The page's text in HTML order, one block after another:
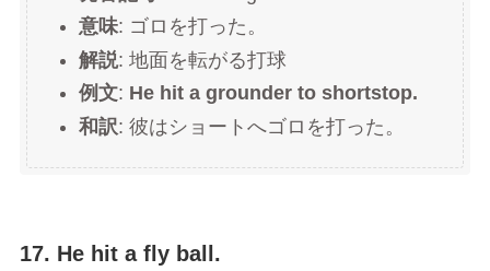
意味: ゴロを打った。
解説: 地面を転がる打球
例文: He hit a grounder to shortstop.
和訳: 彼はショートへゴロを打った。
17. He hit a fly ball.